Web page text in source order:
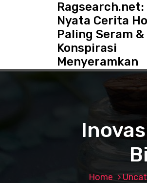
c
Ragsearch.net:
Nyata Cerita
Paling Seram &
Konspirasi
Menyeramkan
Home